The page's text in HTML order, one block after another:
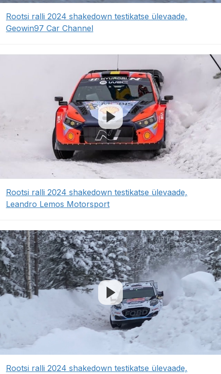
Rootsi ralli 2024 shakedown testikatse ülevaade,
Geowin97 Car Channel
Rootsi ralli 2024 shakedown testikatse ülevaade,
Leandro Lemos Motorsport
Rootsi ralli 2024 shakedown testikatse ülevaade,